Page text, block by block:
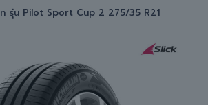
รุ่น Pilot Sport Cup 2 275/35 R21